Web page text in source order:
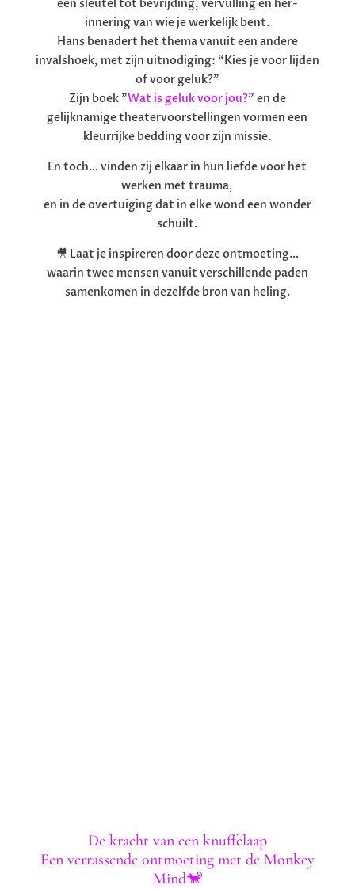
een sleutel tot bevrijding, vervulling en her-
innering van wie je werkelijk bent.
Hans benadert het thema vanuit een andere
invalshoek, met zijn uitnodiging: “Kies je voor lijden
of voor geluk?”
Zijn boek ”Wat is geluk voor jou?” en de
gelijknamige theatervoorstellingen vormen een
kleurrijke bedding voor zijn missie.
En toch… vinden zij elkaar in hun liefde voor het
werken met trauma,
en in de overtuiging dat in elke wond een wonder
schuilt.
🎥 Laat je inspireren door deze ontmoeting…
waarin twee mensen vanuit verschillende paden
samenkomen in dezelfde bron van heling.
De kracht van een knuffelaap
Een verrassende ontmoeting met de Monkey
Mind🐒